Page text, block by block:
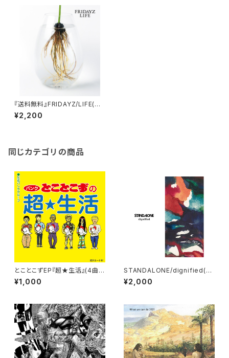
『送料無料』FRIDAYZ/LIFE(C
D)
¥2,200
同じカテゴリの商品
とことこずEP『超★生活』(4曲入
り+特典あり)
¥1,000
STANDALONE/dignified(C
D)
¥2,000